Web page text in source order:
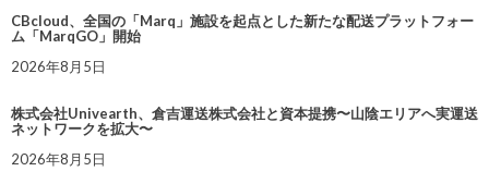
CBcloud、全国の「Marq」施設を起点とした新たな配送プラットフォー
ム「MarqGO」開始
2026年8月5日
株式会社Univearth、倉吉運送株式会社と資本提携〜山陰エリアへ実運送
ネットワークを拡大〜
2026年8月5日